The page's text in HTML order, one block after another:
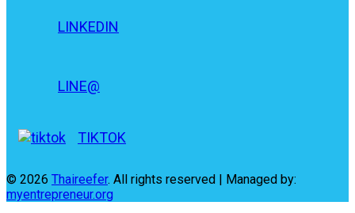
LINKEDIN
LINE@
TIKTOK
© 2026 Thaireefer. All rights reserved | Managed by:
myentrepreneur.org